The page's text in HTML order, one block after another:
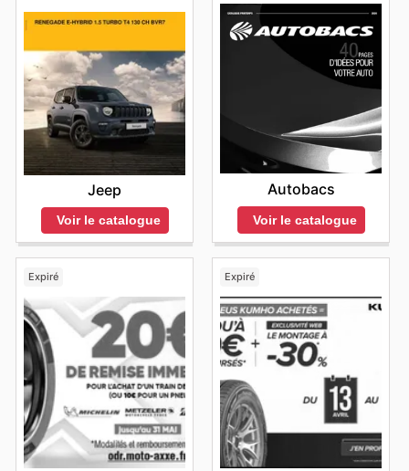
Jeep
Voir le catalogue
Autobacs
Voir le catalogue
Expiré Expiré